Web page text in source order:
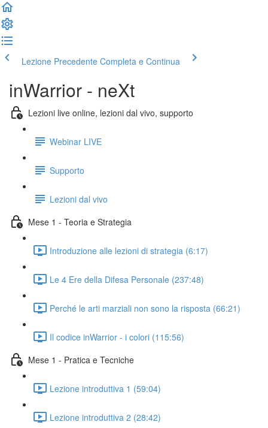
Lezione Precedente Completa e Continua
inWarrior - neXt
Lezioni live online, lezioni dal vivo, supporto
Webinar LIVE
Supporto
Lezioni dal vivo
Mese 1 - Teoria e Strategia
Introduzione alle lezioni di strategia (6:17)
Le 4 Ere della Difesa Personale (237:48)
Perché le arti marziali non sono la risposta (66:21)
Il codice inWarrior - i colori (115:56)
Mese 1 - Pratica e Tecniche
Lezione introduttiva 1 (59:04)
Lezione introduttiva 2 (28:42)